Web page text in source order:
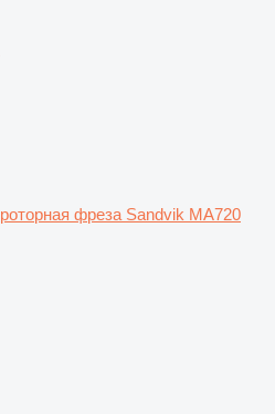
роторная фреза Sandvik MA720